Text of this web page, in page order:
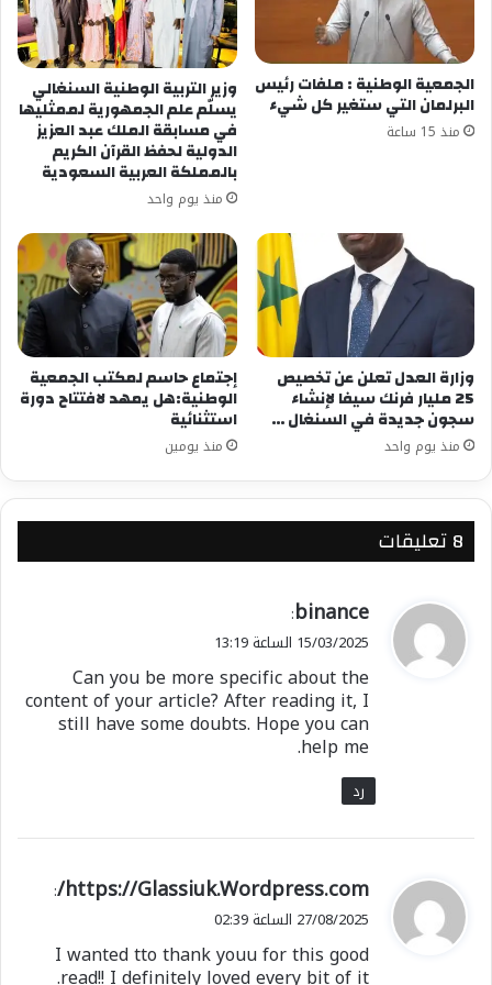
الجمعية الوطنية : ملفات رئيس
البرلمان التي ستغير كل شيء
منذ 15 ساعة
وزير التربية الوطنية السنغالي
يسلّم علم الجمهورية لممثليها
في مسابقة الملك عبد العزيز
الدولية لحفظ القرآن الكريم
بالمملكة العربية السعودية
منذ يوم واحد
وزارة العدل تعلن عن تخصيص
25 مليار فرنك سيفا لإنشاء
سجون جديدة في السنغال …
منذ يوم واحد
إجتماع حاسم لمكتب الجمعية
الوطنية:هل يمهد لافتتاح دورة
استثنائية
منذ يومين
‫8 تعليقات
ي
ق
ل
binance
:
15/03/2025 الساعة 13:19
Can you be more specific about the
content of your article? After reading it, I
still have some doubts. Hope you can
help me.
رد
ي
ق
ل
https://Glassiuk.Wordpress.com/
:
27/08/2025 الساعة 02:39
I wanted tto thank youu for this good
read!! I definitely loved every bit of it.